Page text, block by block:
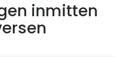
inmitten